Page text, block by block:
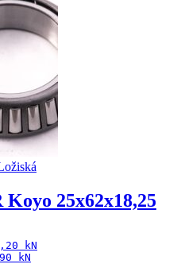
Koyo 25x62x18,25
kN
kN